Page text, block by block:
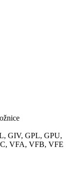
GIV, GPL, GPU,
VFA, VFB, VFE